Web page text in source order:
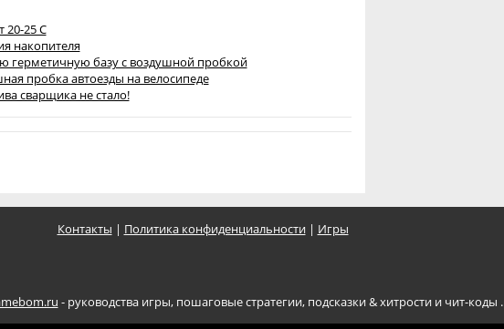
20-25 C
накопителя
герметичную базу с воздушной пробкой
пробка автоезды на велосипеде
сварщика не стало!
Контакты | Политика конфиденциальности| Игры
- руководства игры, пошаговые стратегии, подсказки & хитрости и чит-коды .